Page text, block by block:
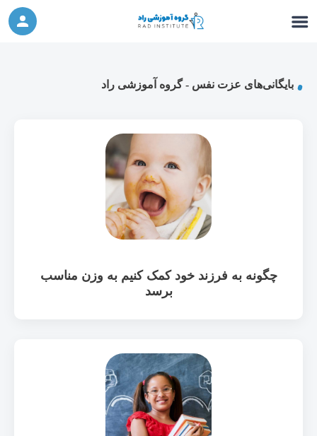
شرکت در ورکشاپ آنلاین
بایگانی‌های عزت نفس - گروه آموزشی راد
چگونه به فرزند خود کمک کنیم به وزن مناسب
برسد